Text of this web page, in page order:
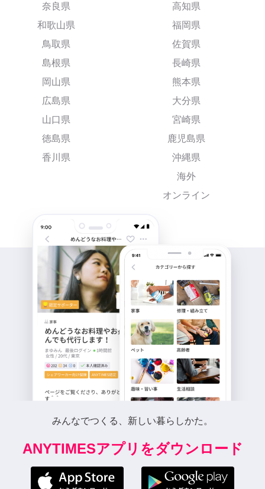
奈良県
和歌山県
鳥取県
島根県
岡山県
広島県
山口県
徳島県
香川県
高知県
福岡県
佐賀県
長崎県
熊本県
大分県
宮崎県
鹿児島県
沖縄県
海外
オンライン
みんなでつくる、新しい暮らしかた。
ANYTIMESアプリをダウンロード